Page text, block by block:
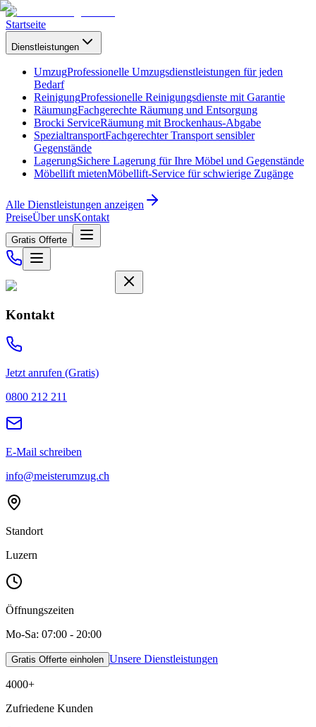
Startseite
Dienstleistungen
UmzugProfessionelle Umzugsdienstleistungen für jeden
Bedarf
ReinigungProfessionelle Reinigungsdienste mit Garantie
RäumungFachgerechte Räumung und Entsorgung
Brocki ServiceRäumung mit Brockenhaus-Abgabe
SpezialtransportFachgerechter Transport sensibler
Gegenstände
LagerungSichere Lagerung für Ihre Möbel und Gegenstände
Möbellift mietenMöbellift-Service für schwierige Zugänge
Alle Dienstleistungen anzeigen
PreiseÜber unsKontakt
Gratis Offerte
Kontakt
Jetzt anrufen (Gratis)
0800 212 211
E-Mail schreiben
info@meisterumzug.ch
Standort
Luzern
Öffnungszeiten
Mo-Sa: 07:00 - 20:00
Gratis Offerte einholen Unsere Dienstleistungen
4000+
Zufriedene Kunden